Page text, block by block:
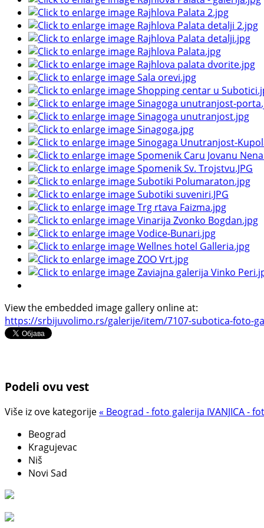
View the embedded image gallery online at:
https://srbijuvolimo.rs/galerije/item/7107-subotica-foto-
Podeli ovu vest
Više iz ove kategorije« Beograd - foto galerija IVANJICA -
Beograd
Kragujevac
Niš
Novi Sad